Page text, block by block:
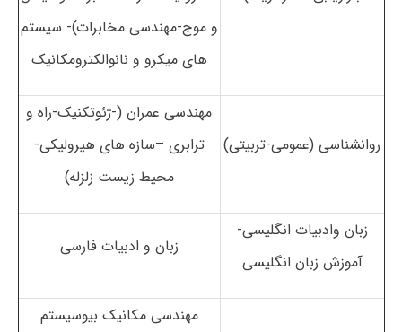
و موج-مهندسی مخابرات)- سیستم
های میکرو و نانوالکترومکانیک
روانشناسی (عمومی-تربیتی)
مهندسی عمران (-ژئوتکنیک-راه و
ترابری –سازه های هیرولیکی-
محیط زیست زلزله)
زبان وادبیات انگلیسی-
آموزش زبان انگلیسی
زبان و ادبیات فارسی
مهندسی مکانیک بیوسیستم